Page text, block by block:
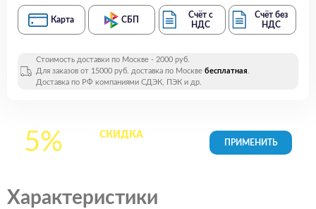
Карта СБП
Счёт с
НДС
Счёт без
НДС
Стоимость доставки по Москве - 2000 руб.
Для заказов от 15000 руб. доставка по Москве бесплатная.
Доставка по РФ компаниями СДЭК, ПЭК и др.
5% СКИДКАна все
Характеристики